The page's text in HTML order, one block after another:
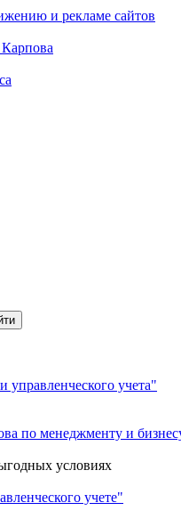
и рекламе сайтов
учета"
по менеджменту и
условиях
учете"